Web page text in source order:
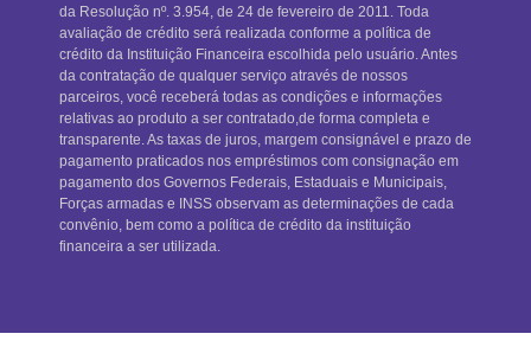
da Resolução nº. 3.954, de 24 de fevereiro de 2011. Toda
avaliação de crédito será realizada conforme a política de
crédito da Instituição Financeira escolhida pelo usuário. Antes
da contratação de qualquer serviço através de nossos
parceiros, você receberá todas as condições e informações
relativas ao produto a ser contratado,de forma completa e
transparente. As taxas de juros, margem consignável e prazo de
pagamento praticados nos empréstimos com consignação em
pagamento dos Governos Federais, Estaduais e Municipais,
Forças armadas e INSS observam as determinações de cada
convênio, bem como a política de crédito da instituição
financeira a ser utilizada.